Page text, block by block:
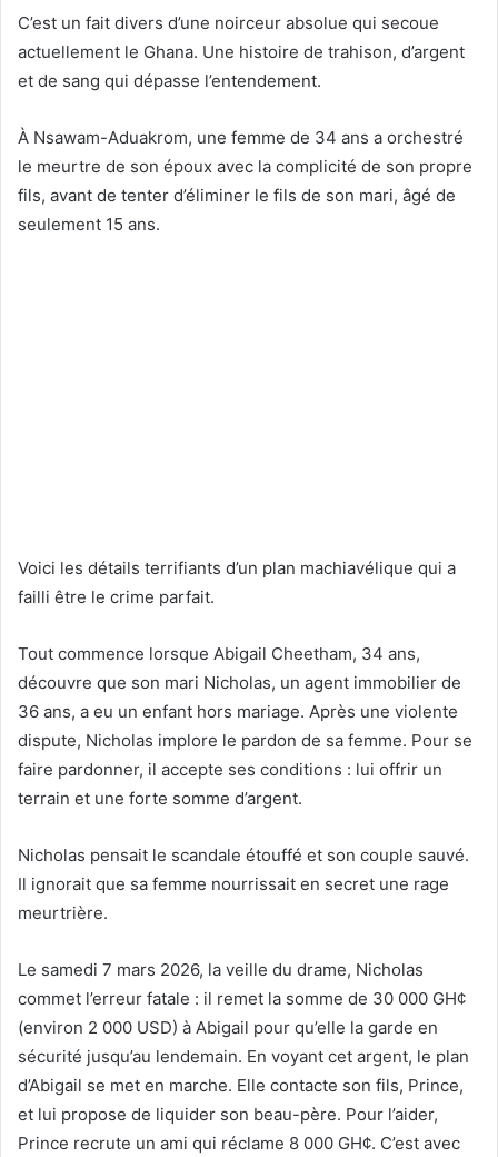
C’est un fait divers d’une noirceur absolue qui secoue
actuellement le Ghana. Une histoire de trahison, d’argent
et de sang qui dépasse l’entendement.
À Nsawam-Aduakrom, une femme de 34 ans a orchestré
le meurtre de son époux avec la complicité de son propre
fils, avant de tenter d’éliminer le fils de son mari, âgé de
seulement 15 ans.
Voici les détails terrifiants d’un plan machiavélique qui a
failli être le crime parfait.
Tout commence lorsque Abigail Cheetham, 34 ans,
découvre que son mari Nicholas, un agent immobilier de
36 ans, a eu un enfant hors mariage. Après une violente
dispute, Nicholas implore le pardon de sa femme. Pour se
faire pardonner, il accepte ses conditions : lui offrir un
terrain et une forte somme d’argent.
Nicholas pensait le scandale étouffé et son couple sauvé.
Il ignorait que sa femme nourrissait en secret une rage
meurtrière.
Le samedi 7 mars 2026, la veille du drame, Nicholas
commet l’erreur fatale : il remet la somme de 30 000 GH¢
(environ 2 000 USD) à Abigail pour qu’elle la garde en
sécurité jusqu’au lendemain. En voyant cet argent, le plan
d’Abigail se met en marche. Elle contacte son fils, Prince,
et lui propose de liquider son beau-père. Pour l’aider,
Prince recrute un ami qui réclame 8 000 GH¢. C’est avec